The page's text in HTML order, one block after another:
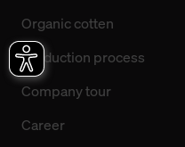
Organic cotten
Production process
Company tour
Career